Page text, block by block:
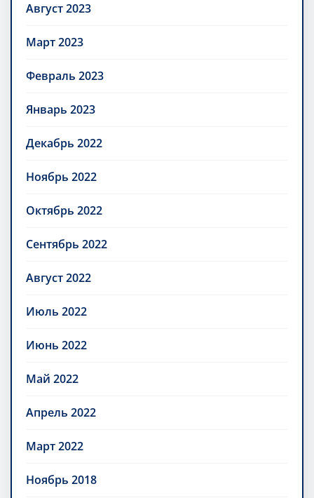
Август 2023
Март 2023
Февраль 2023
Январь 2023
Декабрь 2022
Ноябрь 2022
Октябрь 2022
Сентябрь 2022
Август 2022
Июль 2022
Июнь 2022
Май 2022
Апрель 2022
Март 2022
Ноябрь 2018